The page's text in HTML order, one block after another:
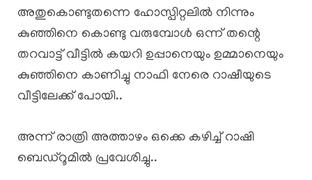
അതുകൊണ്ടുതന്നെ ഹോസ്പിറ്റലിൽ നിന്നും
കുഞ്ഞിനെ കൊണ്ടു വരുമ്പോൾ ഒന്ന് തന്റെ
തറവാട്ട് വീട്ടിൽ കയറി ഉപ്പാനെയും ഉമ്മാനെയും
കുഞ്ഞിനെ കാണിച്ചു നാഫി നേരെ റാഷീയുടെ
വീട്ടിലേക്ക് പോയി..
അന്ന് രാത്രി അത്താഴം ഒക്കെ കഴിച്ച് റാഷി
ബെഡ്റൂമിൽ പ്രവേശിച്ചു..